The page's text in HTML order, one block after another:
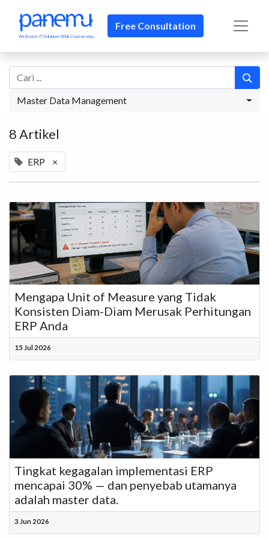
Free Consultation
Master Data Management
8 Artikel
ERP ×
Mengapa Unit of Measure yang Tidak
Konsisten Diam-Diam Merusak Perhitungan
ERP Anda
15 Jul 2026
Tingkat kegagalan implementasi ERP
mencapai 30% — dan penyebab utamanya
adalah master data.
3 Jun 2026